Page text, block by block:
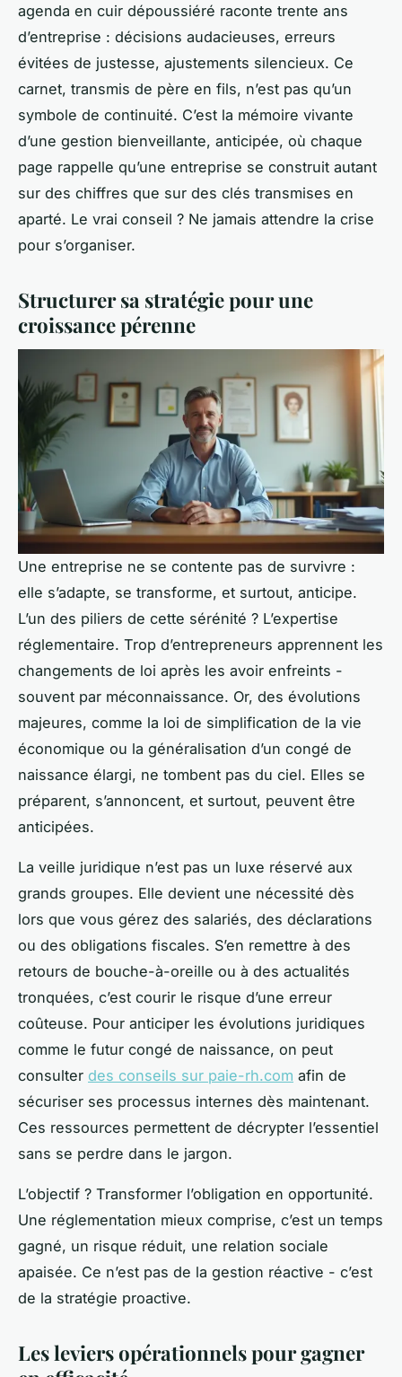
agenda en cuir dépoussiéré raconte trente ans
d’entreprise : décisions audacieuses, erreurs
évitées de justesse, ajustements silencieux. Ce
carnet, transmis de père en fils, n’est pas qu’un
symbole de continuité. C’est la mémoire vivante
d’une gestion bienveillante, anticipée, où chaque
page rappelle qu’une entreprise se construit autant
sur des chiffres que sur des clés transmises en
aparté. Le vrai conseil ? Ne jamais attendre la crise
pour s’organiser.
Structurer sa stratégie pour une
croissance pérenne
Une entreprise ne se contente pas de survivre :
elle s’adapte, se transforme, et surtout, anticipe.
L’un des piliers de cette sérénité ? L’expertise
réglementaire. Trop d’entrepreneurs apprennent les
changements de loi après les avoir enfreints -
souvent par méconnaissance. Or, des évolutions
majeures, comme la loi de simplification de la vie
économique ou la généralisation d’un congé de
naissance élargi, ne tombent pas du ciel. Elles se
préparent, s’annoncent, et surtout, peuvent être
anticipées.
La veille juridique n’est pas un luxe réservé aux
grands groupes. Elle devient une nécessité dès
lors que vous gérez des salariés, des déclarations
ou des obligations fiscales. S’en remettre à des
retours de bouche-à-oreille ou à des actualités
tronquées, c’est courir le risque d’une erreur
coûteuse. Pour anticiper les évolutions juridiques
comme le futur congé de naissance, on peut
consulter des conseils sur paie-rh.com afin de
sécuriser ses processus internes dès maintenant.
Ces ressources permettent de décrypter l’essentiel
sans se perdre dans le jargon.
L’objectif ? Transformer l’obligation en opportunité.
Une réglementation mieux comprise, c’est un temps
gagné, un risque réduit, une relation sociale
apaisée. Ce n’est pas de la gestion réactive - c’est
de la stratégie proactive.
Les leviers opérationnels pour gagner